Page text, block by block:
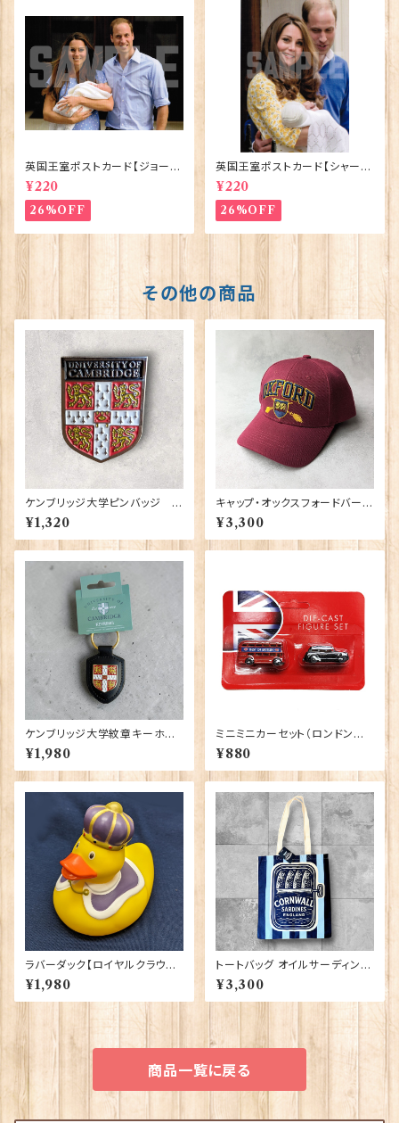
英国王室ポストカード【ジョージ
王子ご誕生】Pageantry Post
card 90183-JEF100
¥220
26%OFF
英国王室ポストカード【シャーロ
ット王女2】Pageantry Postca
rd 90183-JEF202
¥220
26%OFF
その他の商品
ケンブリッジ大学ピンバッジ El
gate Products 90416
¥1,320
キャップ・オックスフォードバーガ
ンディ 00189
¥3,300
ケンブリッジ大学紋章キーホル
ダー Elgate Products 9041
2（79438）
¥1,980
ミニミニカーセット（ロンドンバ
ス＆ブラックキャブ） Elgate Pr
oducts 90322
¥880
ラバーダック【ロイヤルクラウン】
Elgate Products 90344
¥1,980
トートバッグ オイルサーディン E
lgate Products 90431
¥3,300
商品一覧に戻る